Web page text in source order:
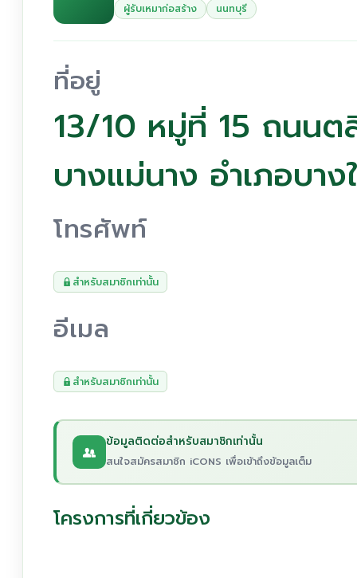
ผู้รับเหมาก่อสร้าง นนทบุรี
ที่อยู่
13/10 หมู่ที่ 15 ถนน
บางแม่นาง อำเภอบา
โทรศัพท์
สำหรับสมาชิกเท่านั้น
อีเมล
สำหรับสมาชิกเท่านั้น
ข้อมูลติดต่อสำหรับสมาชิกเท่านั้น
สนใจสมัครสมาชิก iCONS เพื่อเข้าถึงข้อมูลเต็ม
โครงการที่เกี่ยวข้อง